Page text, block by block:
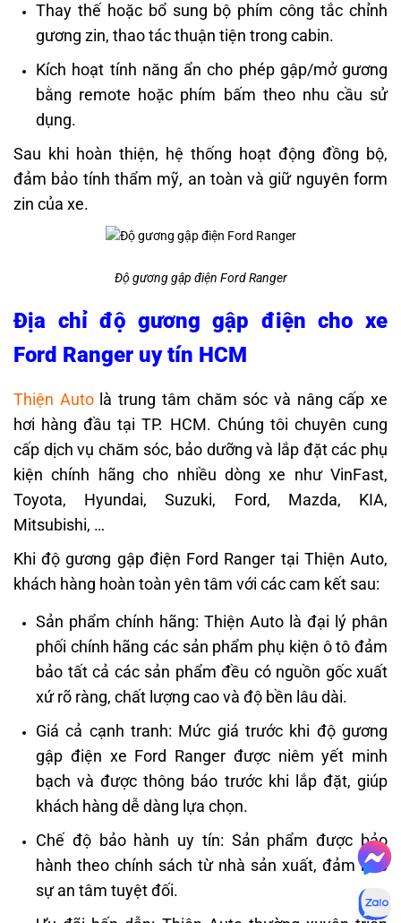
Thay thế hoặc bổ sung bộ phím công tắc chỉnh
gương zin, thao tác thuận tiện trong cabin.
Kích hoạt tính năng ẩn cho phép gập/mở gương
bằng remote hoặc phím bấm theo nhu cầu sử
dụng.
Sau khi hoàn thiện, hệ thống hoạt động đồng bộ,
đảm bảo tính thẩm mỹ, an toàn và giữ nguyên form
zin của xe.
Độ gương gập điện Ford Ranger
Địa chỉ độ gương gập điện cho xe
Ford Ranger uy tín HCM
Thiện Autolà trung tâm chăm sóc và nâng cấp xe
hơi hàng đầu tại TP. HCM. Chúng tôi chuyên cung
cấp dịch vụ chăm sóc, bảo dưỡng và lắp đặt các phụ
kiệnchính hãng cho nhiều dòng xe như VinFast,
Toyota, Hyundai, Suzuki, Ford, Mazda, KIA,
Mitsubishi, …
Khi độ gương gập điện Ford Ranger tại Thiện Auto,
khách hàng hoàn toàn yên tâm với các cam kết sau:
Sản phẩm chính hãng: Thiện Auto là đại lý phân
phối chính hãng các sản phẩm phụ kiện ô tô đảm
bảo tất cả các sản phẩm đều có nguồn gốc xuất
xứ rõ ràng, chất lượng cao và độ bền lâu dài.
Giá cả cạnh tranh: Mức giá trước khi độ gương
gập điện xe Ford Ranger được niêm yết minh
bạch và được thông báo trước khi lắp đặt, giúp
khách hàng dễ dàng lựa chọn.
Chế độ bảo hành uy tín: Sản phẩm được bảo
hành theo chính sách từ nhà sản xuất, đảm bảo
sự an tâm tuyệt đối.